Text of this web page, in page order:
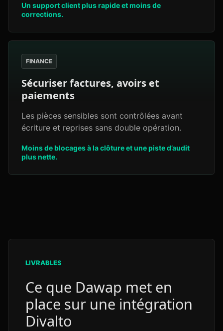
Un support client plus rapide et moins de
corrections.
FINANCE
Sécuriser factures, avoirs et
paiements
Les pièces sensibles sont contrôlées avant
écriture et reprises sans double opération.
Moins de blocages à la clôture et une piste d’audit
plus nette.
LIVRABLES
Ce que Dawap met en
place sur une intégration
Divalto